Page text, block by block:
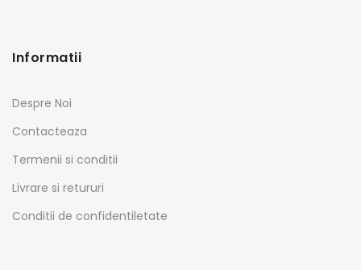
Informatii
Despre Noi
Contacteaza
Termenii si conditii
Livrare si retururi
Conditii de confidentiletate